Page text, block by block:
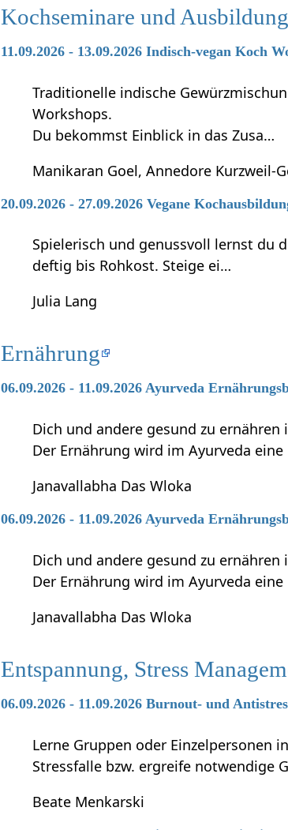
Kochseminare und
11.09.2026 - 13.09.2026 Indisch-vegan Koch
Traditionelle indische
Workshops.
Du bekommst Einblick in das Zusa…
Manikaran Goel, Annedore Kurzweil-
20.09.2026 - 27.09.2026 Vegane
Spielerisch und genussvoll lernst du
deftig bis Rohkost. Steige ei…
Julia Lang
Ernährung
06.09.2026 - 11.09.2026 Ayurveda
Dich und andere gesund zu
Der Ernährung wird im Ayurveda
Janavallabha Das Wloka
06.09.2026 - 11.09.2026 Ayurveda
Dich und andere gesund zu
Der Ernährung wird im Ayurveda
Janavallabha Das Wloka
Entspannung, Stress
06.09.2026 - 11.09.2026 Burnout- und
Lerne Gruppen oder Einzelpersonen
Stressfalle bzw. ergreife notwendige
Beate Menkarski